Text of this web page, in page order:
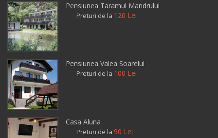
Pensiunea Taramul Mandrului
Preturi de la 120 Lei
Pensiunea Valea Soarelui
Preturi de la 100 Lei
Casa Aluna
Preturi de la 90 Lei